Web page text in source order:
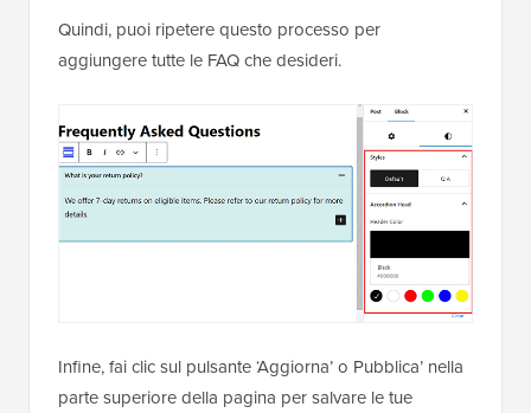
Quindi, puoi ripetere questo processo per
aggiungere tutte le FAQ che desideri.
Infine, fai clic sul pulsante ‘Aggiorna’ o Pubblica’ nella
parte superiore della pagina per salvare le tue